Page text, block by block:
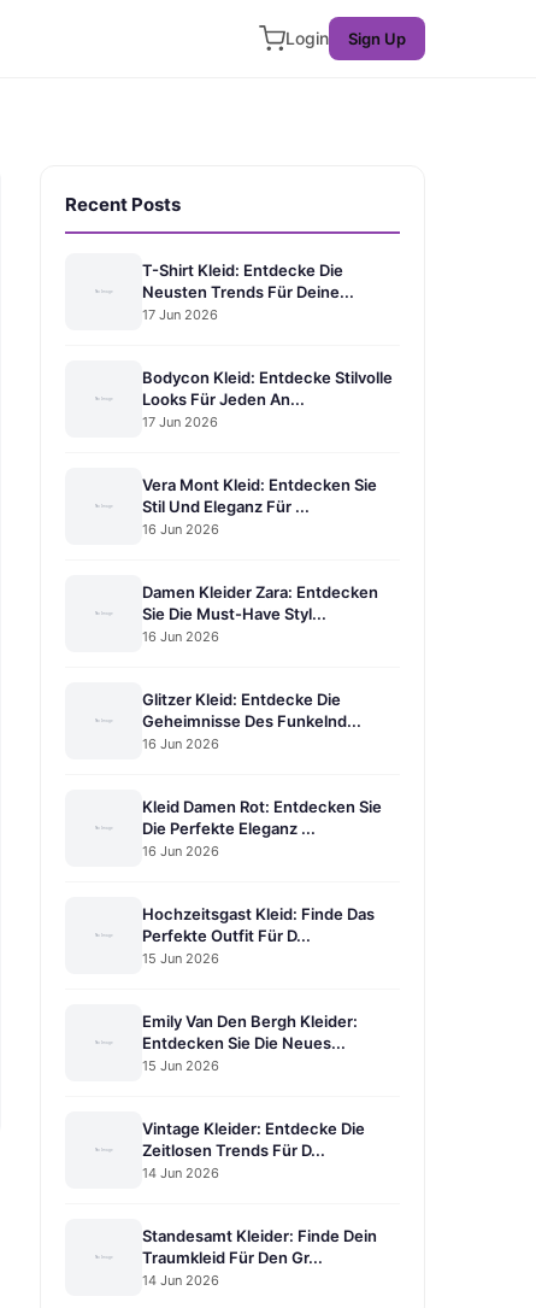
Login Sign Up
Recent Posts
T-Shirt Kleid: Entdecke Die
Neusten Trends Für Deine...
17 Jun 2026
Bodycon Kleid: Entdecke Stilvolle
Looks Für Jeden An...
17 Jun 2026
Vera Mont Kleid: Entdecken Sie
Stil Und Eleganz Für ...
16 Jun 2026
Damen Kleider Zara: Entdecken
Sie Die Must-Have Styl...
16 Jun 2026
Glitzer Kleid: Entdecke Die
Geheimnisse Des Funkelnd...
16 Jun 2026
Kleid Damen Rot: Entdecken Sie
Die Perfekte Eleganz ...
16 Jun 2026
Hochzeitsgast Kleid: Finde Das
Perfekte Outfit Für D...
15 Jun 2026
Emily Van Den Bergh Kleider:
Entdecken Sie Die Neues...
15 Jun 2026
Vintage Kleider: Entdecke Die
Zeitlosen Trends Für D...
14 Jun 2026
Standesamt Kleider: Finde Dein
Traumkleid Für Den Gr...
14 Jun 2026